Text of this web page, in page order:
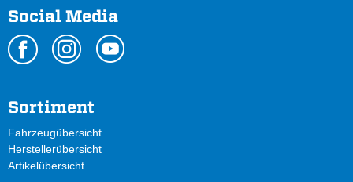
Social Media
Sortiment
Fahrzeugübersicht
Herstellerübersicht
Artikelübersicht